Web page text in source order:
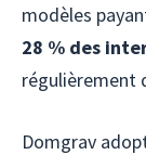
modèles
28 % des
régulièrement
Domgrav